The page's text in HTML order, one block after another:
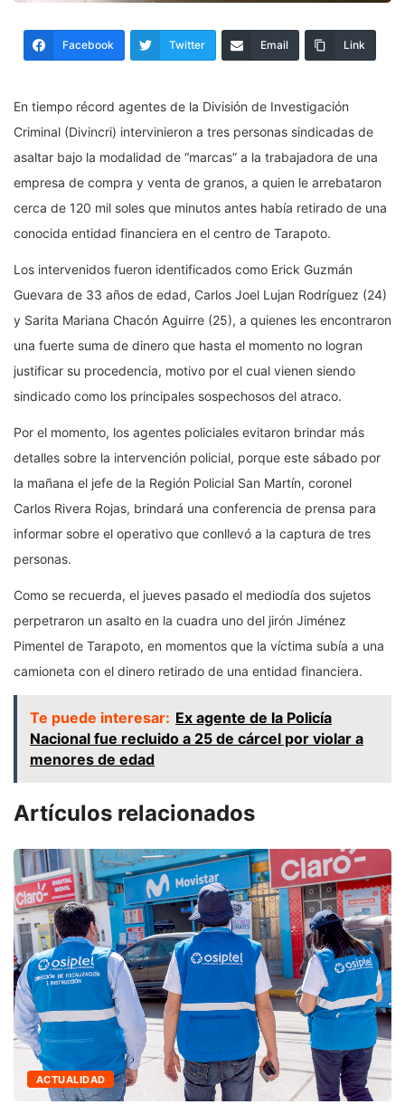
Facebook Twitter Email Link
En tiempo récord agentes de la División de Investigación
Criminal (Divincri) intervinieron a tres personas sindicadas de
asaltar bajo la modalidad de “marcas” a la trabajadora de una
empresa de compra y venta de granos, a quien le arrebataron
cerca de 120 mil soles que minutos antes había retirado de una
conocida entidad financiera en el centro de Tarapoto.
Los intervenidos fueron identificados como Erick Guzmán
Guevara de 33 años de edad, Carlos Joel Lujan Rodríguez (24)
y Sarita Mariana Chacón Aguirre (25), a quienes les encontraron
una fuerte suma de dinero que hasta el momento no logran
justificar su procedencia, motivo por el cual vienen siendo
sindicado como los principales sospechosos del atraco.
Por el momento, los agentes policiales evitaron brindar más
detalles sobre la intervención policial, porque este sábado por
la mañana el jefe de la Región Policial San Martín, coronel
Carlos Rivera Rojas, brindará una conferencia de prensa para
informar sobre el operativo que conllevó a la captura de tres
personas.
Como se recuerda, el jueves pasado el mediodía dos sujetos
perpetraron un asalto en la cuadra uno del jirón Jiménez
Pimentel de Tarapoto, en momentos que la víctima subía a una
camioneta con el dinero retirado de una entidad financiera.
Te puede interesar: Ex agente de la Policía
Nacional fue recluido a 25 de cárcel por violar a
menores de edad
Artículos relacionados
ACTUALIDAD